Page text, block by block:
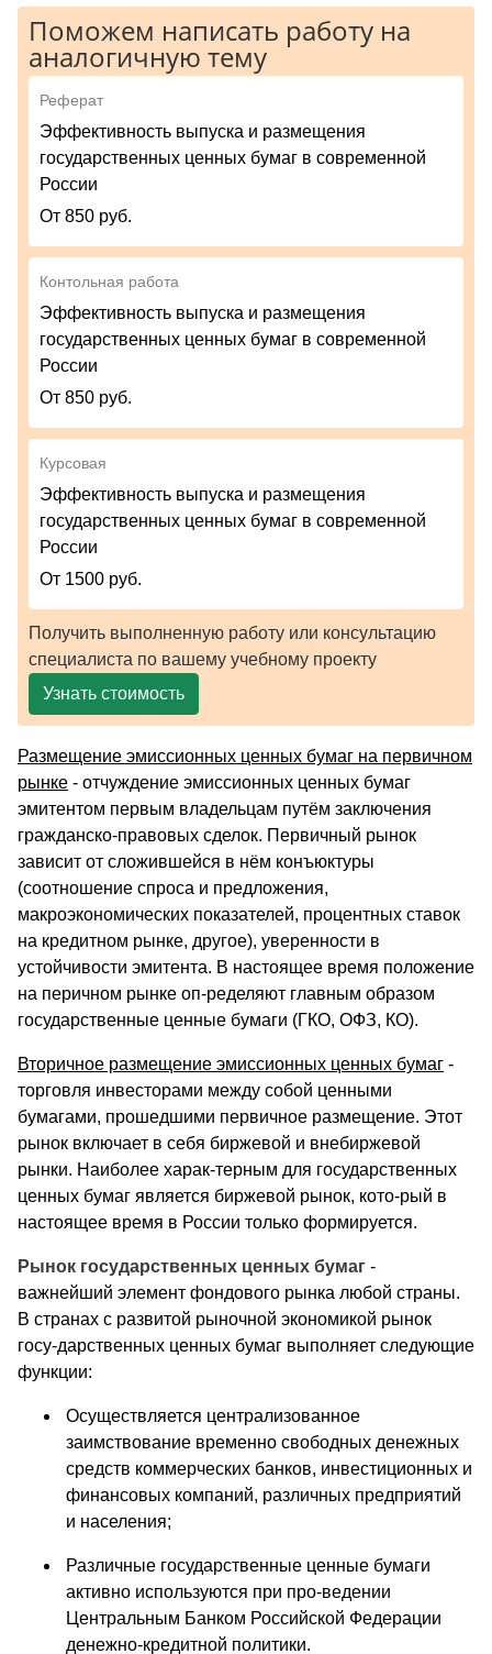
Поможем написать работу на
аналогичную тему
Реферат
Эффективность выпуска и размещения
государственных ценных бумаг в современной
России
От 850 руб.
Контольная работа
Эффективность выпуска и размещения
государственных ценных бумаг в современной
России
От 850 руб.
Курсовая
Эффективность выпуска и размещения
государственных ценных бумаг в современной
России
От 1500 руб.
Получить выполненную работу или консультацию
специалиста по вашему учебному проекту
Узнать стоимость
Размещение эмиссионных ценных бумаг на первичном
рынке - отчуждение эмиссионных ценных бумаг
эмитентом первым владельцам путём заключения
гражданско-правовых сделок. Первичный рынок
зависит от сложившейся в нём конъюктуры
(соотношение спроса и предложения,
макроэкономических показателей, процентных ставок
на кредитном рынке, другое), уверенности в
устойчивости эмитента. В настоящее время положение
на перичном рынке оп-ределяют главным образом
государственные ценные бумаги (ГКО, ОФЗ, КО).
Вторичное размещение эмиссионных ценных бумаг -
торговля инвесторами между собой ценными
бумагами, прошедшими первичное размещение. Этот
рынок включает в себя биржевой и внебиржевой
рынки. Наиболее харак-терным для государственных
ценных бумаг является биржевой рынок, кото-рый в
настоящее время в России только формируется.
Рынок государственных ценных бумаг -
важнейший элемент фондового рынка любой страны.
В странах с развитой рыночной экономикой рынок
госу-дарственных ценных бумаг выполняет следующие
функции:
Осуществляется централизованное
заимствование временно свободных денежных
средств коммерческих банков, инвестиционных и
финансовых компаний, различных предприятий
и населения;
Различные государственные ценные бумаги
активно используются при про-ведении
Центральным Банком Российской Федерации
денежно-кредитной политики.